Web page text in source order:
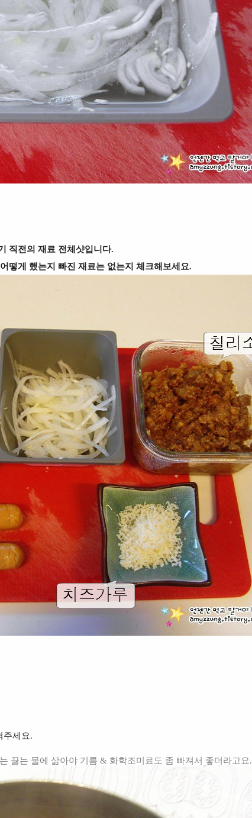
직전의 재료 전체샷입니다.
떻게 했는지 빠진 재료는 없는지 체크해보세요.
주세요.
끓는 물에 삶아야 기름 & 화학조미료도 좀 빠져서 좋더라고요.